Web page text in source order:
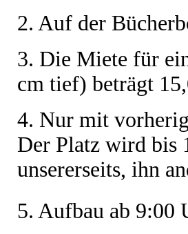
2. Auf der
3. Die Miete für
cm tief) beträgt
4. Nur mit
Der Platz wird bis
unsererseits, ihn
5. Aufbau ab 9:00